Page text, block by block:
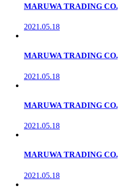
MARUWA TRADING
2021.05.18
MARUWA TRADING
2021.05.18
MARUWA TRADING
2021.05.18
MARUWA TRADING
2021.05.18